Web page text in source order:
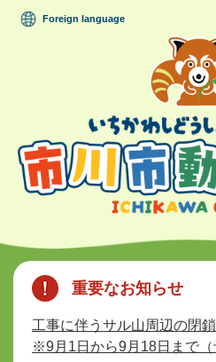
Foreign language
重要なお知らせ
工事に伴うサル山周辺の閉
※9月1日から9月18日まで（